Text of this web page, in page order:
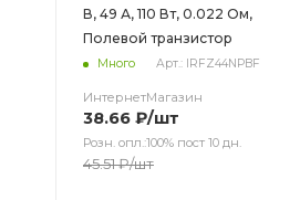
В, 49 А, 110 Вт, 0.022 Ом,
Полевой транзистор
Много Арт.: IRFZ44NPBF
ИнтернетМагазин
38.66 ₽/шт
Розн. опл.:100% пост 10 дн.
45.51₽/шт